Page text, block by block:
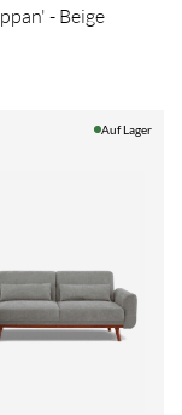
- Beige
Preis:
Auf Lager